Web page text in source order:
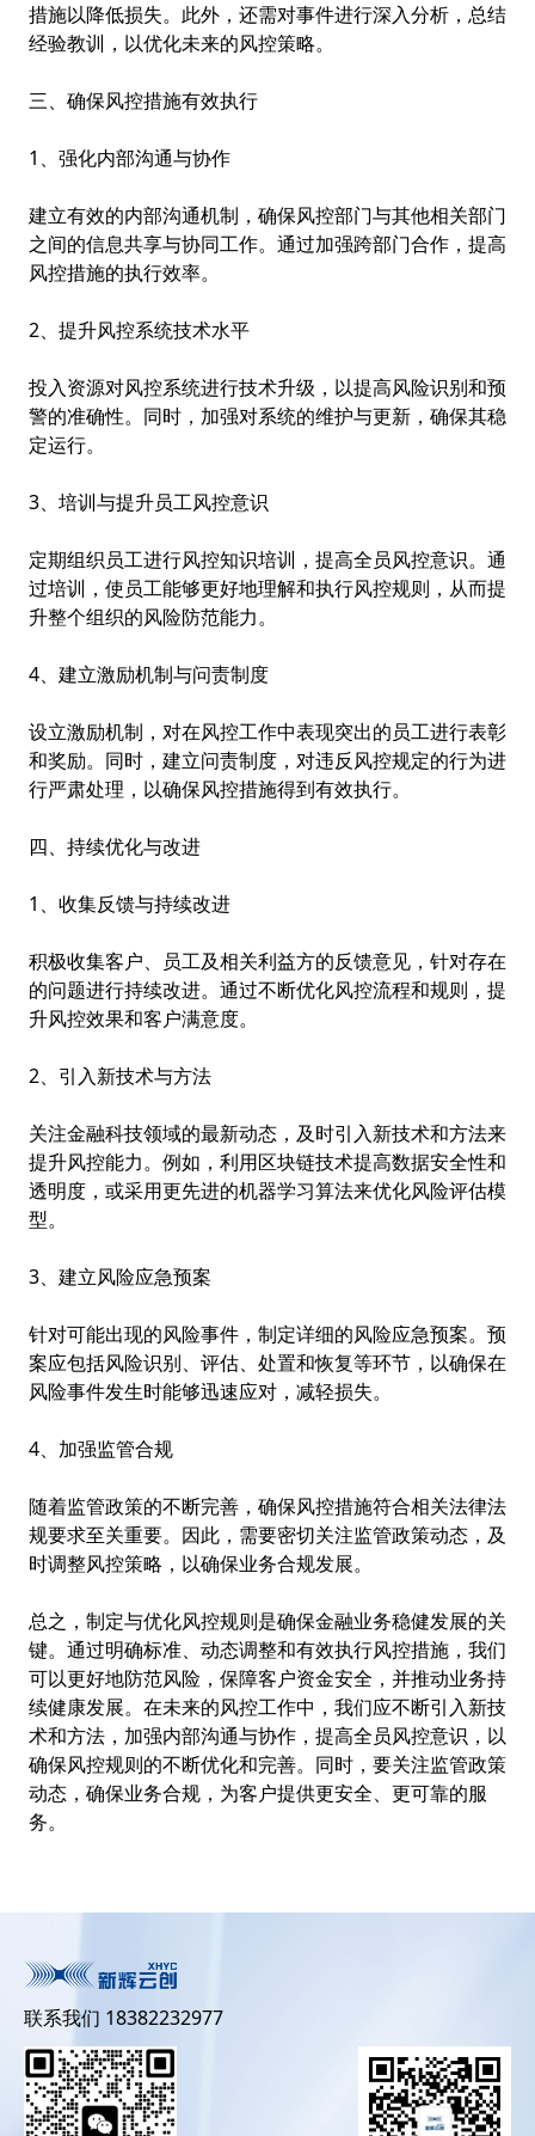
措施以降低损失。此外，还需对事件进行深入分析，总结
经验教训，以优化未来的风控策略。
三、确保风控措施有效执行
1、强化内部沟通与协作
建立有效的内部沟通机制，确保风控部门与其他相关部门
之间的信息共享与协同工作。通过加强跨部门合作，提高
风控措施的执行效率。
2、提升风控系统技术水平
投入资源对风控系统进行技术升级，以提高风险识别和预
警的准确性。同时，加强对系统的维护与更新，确保其稳
定运行。
3、培训与提升员工风控意识
定期组织员工进行风控知识培训，提高全员风控意识。通
过培训，使员工能够更好地理解和执行风控规则，从而提
升整个组织的风险防范能力。
4、建立激励机制与问责制度
设立激励机制，对在风控工作中表现突出的员工进行表彰
和奖励。同时，建立问责制度，对违反风控规定的行为进
行严肃处理，以确保风控措施得到有效执行。
四、持续优化与改进
1、收集反馈与持续改进
积极收集客户、员工及相关利益方的反馈意见，针对存在
的问题进行持续改进。通过不断优化风控流程和规则，提
升风控效果和客户满意度。
2、引入新技术与方法
关注金融科技领域的最新动态，及时引入新技术和方法来
提升风控能力。例如，利用区块链技术提高数据安全性和
透明度，或采用更先进的机器学习算法来优化风险评估模
型。
3、建立风险应急预案
针对可能出现的风险事件，制定详细的风险应急预案。预
案应包括风险识别、评估、处置和恢复等环节，以确保在
风险事件发生时能够迅速应对，减轻损失。
4、加强监管合规
随着监管政策的不断完善，确保风控措施符合相关法律法
规要求至关重要。因此，需要密切关注监管政策动态，及
时调整风控策略，以确保业务合规发展。
总之，制定与优化风控规则是确保金融业务稳健发展的关
键。通过明确标准、动态调整和有效执行风控措施，我们
可以更好地防范风险，保障客户资金安全，并推动业务持
续健康发展。在未来的风控工作中，我们应不断引入新技
术和方法，加强内部沟通与协作，提高全员风控意识，以
确保风控规则的不断优化和完善。同时，要关注监管政策
动态，确保业务合规，为客户提供更安全、更可靠的服
务。
联系我们 18382232977